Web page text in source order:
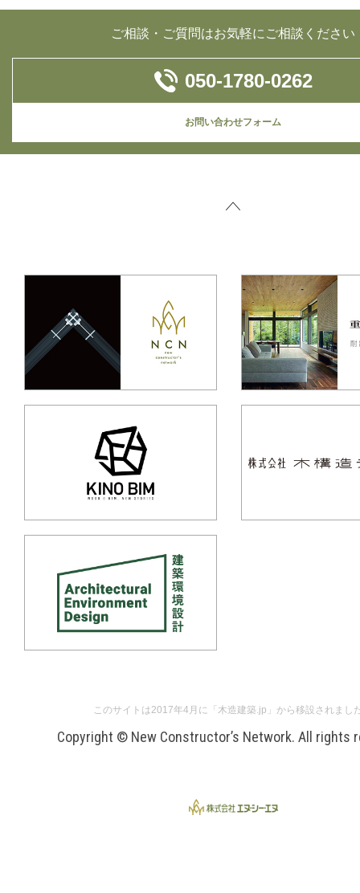
ご相談・ご質問はお気軽にご相談ください
050-1780-0262
お問い合わせフォーム
このサイトは2017年4月に「木造建築.jp」から移設されまし
Copyright © New Constructor’s Network. All rights